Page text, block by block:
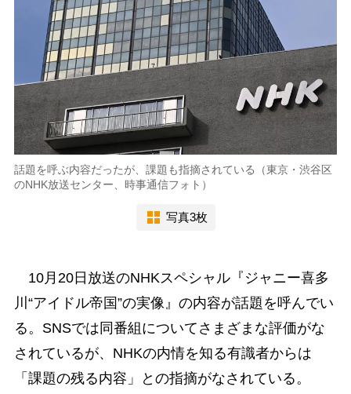
話題を呼ぶ内容だったが、課題も指摘されている（東京・渋谷区
のNHK放送センター、時事通信フォト）
写真3枚
10月20日放送のNHKスペシャル『ジャニー喜多
川“アイドル帝国”の実像』の内容が話題を呼んでい
る。SNSでは同番組についてさまざまな評価がな
されているが、NHKの内情を知る有識者からは
「課題の残る内容」との指摘がなされている。